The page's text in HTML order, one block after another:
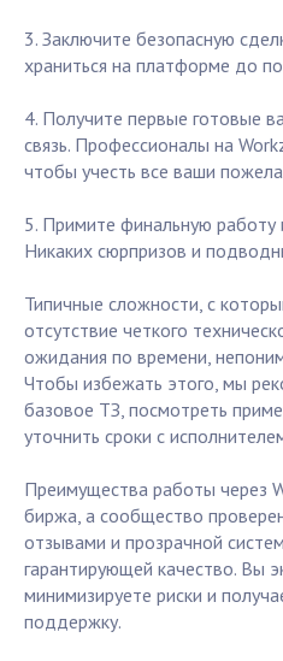
3. Заключите безопасную
храниться на платформе до
4. Получите первые готовые
связь. Профессионалы на
чтобы учесть все ваши
5. Примите финальную работу
Никаких сюрпризов и
Типичные сложности, с
отсутствие четкого
ожидания по времени,
Чтобы избежать этого, мы
базовое ТЗ, посмотреть
уточнить сроки с
Преимущества работы через
биржа, а сообщество
отзывами и прозрачной
гарантирующей качество. Вы
минимизируете риски и
поддержку.